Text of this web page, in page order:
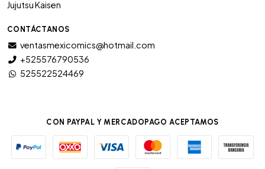
Jujutsu Kaisen
CONTÁCTANOS
ventasmexicomics@hotmail.com
+525576790536
525522524469
CON PAYPAL Y MERCADOPAGO ACEPTAMOS